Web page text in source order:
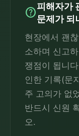
help피해자가
문제가 되
현장에서 괜
소하며 신고
쟁점이 됩니
인한 기록(문
주 고의가 없
반드시 신원
오.